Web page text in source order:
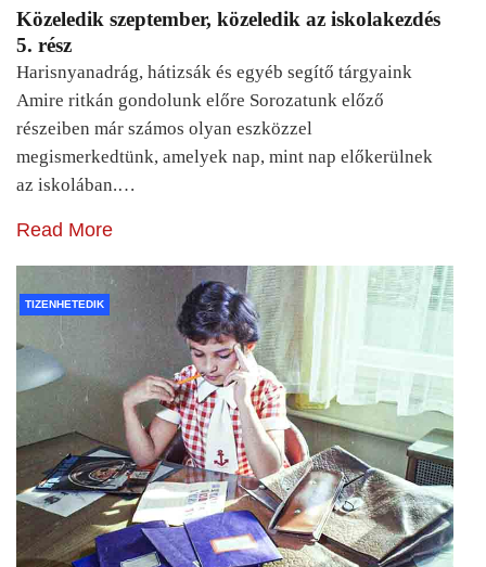
Közeledik szeptember, közeledik az iskolakezdés
5. rész
Harisnyanadrág, hátizsák és egyéb segítő tárgyaink
Amire ritkán gondolunk előre Sorozatunk előző
részeiben már számos olyan eszközzel
megismerkedtünk, amelyek nap, mint nap előkerülnek
az iskolában.…
Read More
TIZENHETEDIK